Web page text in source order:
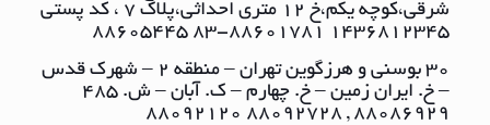
شرقی،کوچه یکم،خ 12 متری احداثی،پلاک 7 ، کد پستی
1436812345 88601781-83 88605445
30 بوسنی و هرزگوین تهران – منطقه ٢ – شهرک قدس
– خ. ایران زمین – خ. چهارم – ک. آبان – ش. ٤٨٥
٨٨٠٨٦٩٢٩ , ٨٨٠٩٢٧٢٨ ٨٨٠٩٢١٢٠